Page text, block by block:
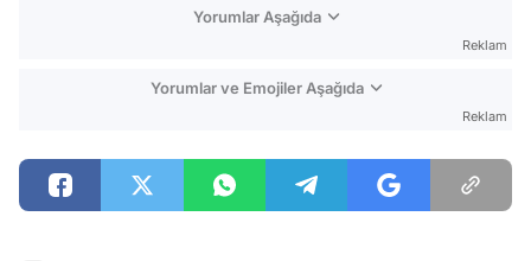
Yorumlar Aşağıda
Reklam
Yorumlar ve Emojiler Aşağıda
Reklam